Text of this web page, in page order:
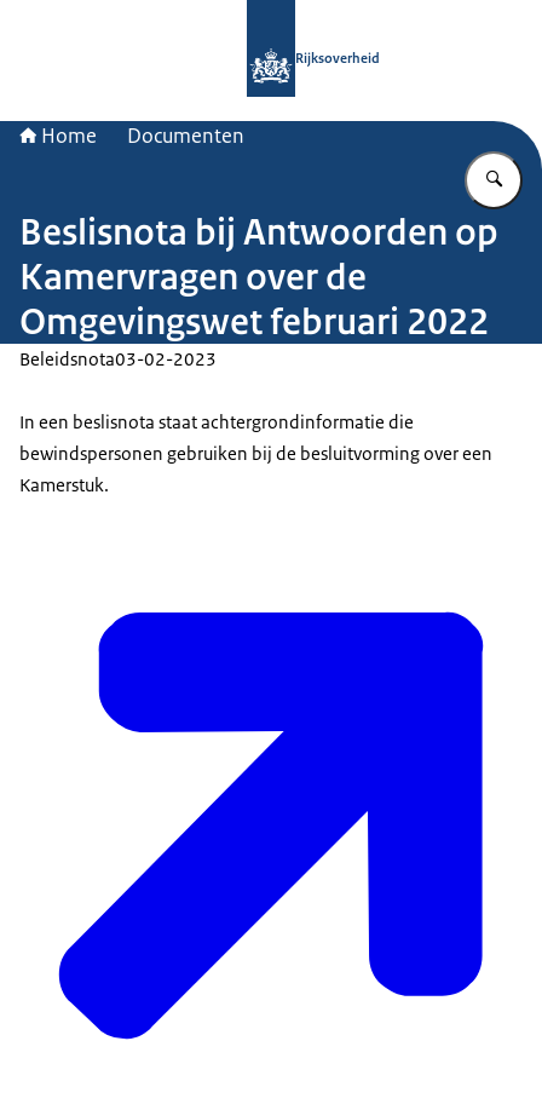
Rijksoverheid
Home Documenten
Beslisnota bij Antwoorden op
Kamervragen over de
Omgevingswet februari 2022
Beleidsnota03-02-2023
In een beslisnota staat achtergrondinformatie die
bewindspersonen gebruiken bij de besluitvorming over een
Kamerstuk.